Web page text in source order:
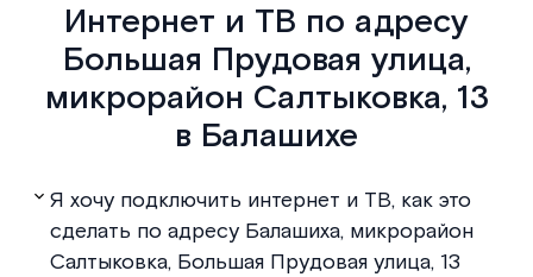
Интернет и ТВ по адресу
Большая Прудовая улица,
микрорайон Салтыковка, 13
в Балашихе
Я хочу подключить интернет и ТВ, как это
сделать по адресу Балашиха, микрорайон
Салтыковка, Большая Прудовая улица, 13